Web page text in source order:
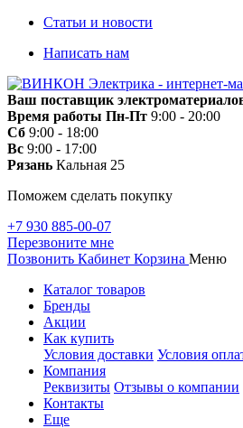
Статьи и новости
Написать нам
Ваш поставщик
Время работы Пн-Пт 9:00 - 20:00
Сб 9:00 - 18:00
Вс 9:00 - 17:00
Рязань Кальная 25
Поможем сделать покупку
+7 930 885-00-07
Перезвоните мне
Позвонить Кабинет Корзина Меню
Каталог товаров
Бренды
Акции
Как купить
Условия доставки Условия
Компания
Реквизиты Отзывы о компании
Контакты
Еще